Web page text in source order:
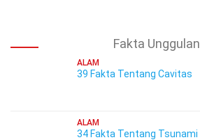
Fakta Unggulan
ALAM
39 Fakta Tentang Cavitas
ALAM
34 Fakta Tentang Tsunami